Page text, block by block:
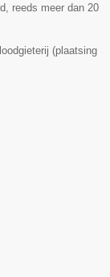
reeds meer dan 20
(plaatsing